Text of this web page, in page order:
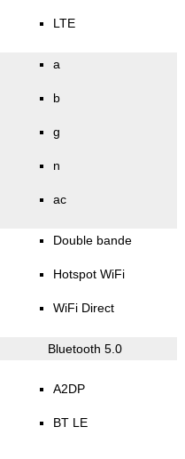
LTE
a
b
g
n
ac
Double bande
Hotspot WiFi
WiFi Direct
Bluetooth 5.0
A2DP
BT LE